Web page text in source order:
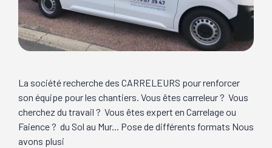
La société recherche des CARRELEURS pour renforcer
son équipe pour les chantiers. Vous êtes carreleur ? Vous
cherchez du travail ? Vous êtes expert en Carrelage ou
Faience ? du Sol au Mur... Pose de différents formats Nous
avons plusi